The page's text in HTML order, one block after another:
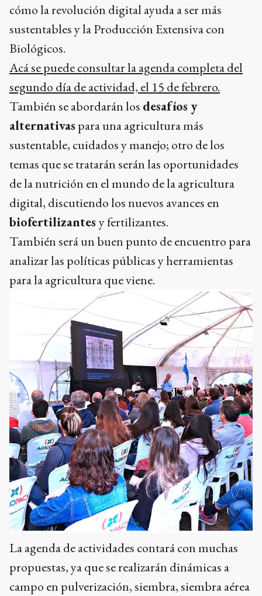
cómo la revolución digital ayuda a ser más
sustentables y la Producción Extensiva con
Biológicos.
Acá se puede consultar la agenda completa del
segundo día de actividad, el 15 de febrero.
También se abordarán los desafíos y
alternativas para una agricultura más
sustentable, cuidados y manejo; otro de los
temas que se tratarán serán las oportunidades
de la nutrición en el mundo de la agricultura
digital, discutiendo los nuevos avances en
biofertilizantes y fertilizantes.
También será un buen punto de encuentro para
analizar las políticas públicas y herramientas
para la agricultura que viene.
La agenda de actividades contará con muchas
propuestas, ya que se realizarán dinámicas a
campo en pulverización, siembra, siembra aérea